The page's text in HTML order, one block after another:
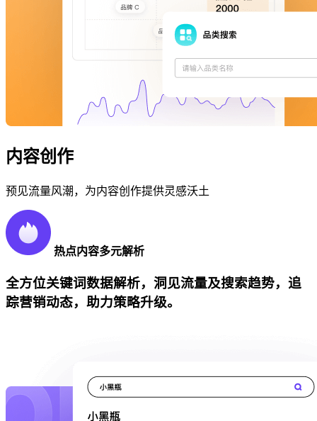
内容创作
预见流量风潮，为内容创作提供灵感沃土
热点内容多元解析
全方位关键词数据解析，洞见流量及搜索趋势，追
踪营销动态，助力策略升级。